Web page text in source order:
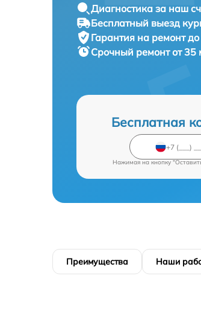
Диагностика за наш
Бесплатный выезд
Гарантия на ремонт до
Срочный ремонт от 35
Бесплатная
Нажимая на кнопку
Преимущества Наши